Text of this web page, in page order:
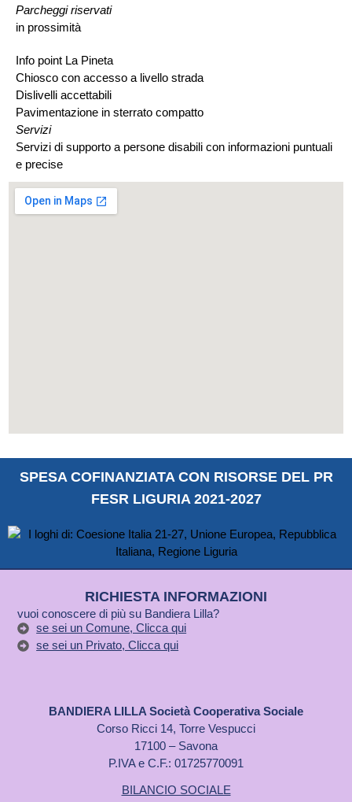
Parcheggi riservati
in prossimità
Info point La Pineta
Chiosco con accesso a livello strada
Dislivelli accettabili
Pavimentazione in sterrato compatto
Servizi
Servizi di supporto a persone disabili con informazioni puntuali
e precise
SPESA COFINANZIATA CON RISORSE DEL PR
FESR LIGURIA 2021-2027
RICHIESTA INFORMAZIONI
vuoi conoscere di più su Bandiera Lilla?
se sei un Comune, Clicca qui
se sei un Privato, Clicca qui
BANDIERA LILLA Società Cooperativa Sociale
Corso Ricci 14, Torre Vespucci
17100 – Savona
P.IVA e C.F.: 01725770091
BILANCIO SOCIALE